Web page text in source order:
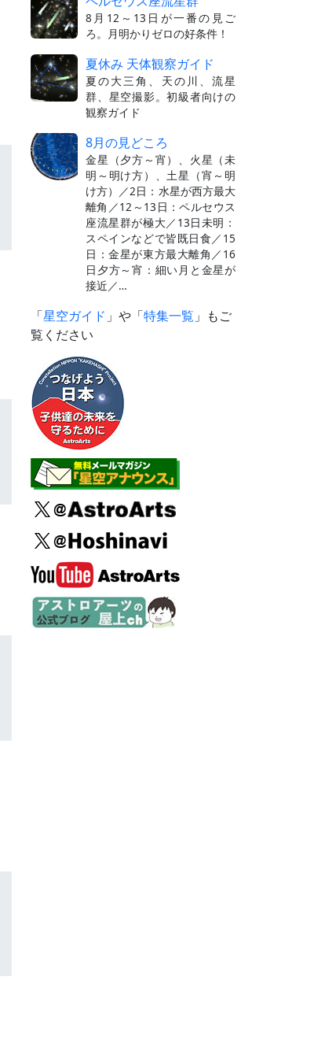
8月12～13日が一番の見ご
ろ。月明かりゼロの好条件！
夏休み 天体観察ガイド
夏の大三角、天の川、流星
群、星空撮影。初級者向けの
観察ガイド
8月の見どころ
金星（夕方～宵）、火星（未
明～明け方）、土星（宵～明
け方）／2日：水星が西方最大
離角／12～13日：ペルセウス
座流星群が極大／13日未明：
スペインなどで皆既日食／15
日：金星が東方最大離角／16
日夕方～宵：細い月と金星が
接近／…
「星空ガイド 」や「特集一覧 」もご
覧ください